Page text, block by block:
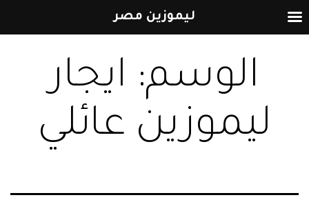
إلى
المحتوىالوسم: ايجار
ليموزين عائلي
ليموزين مصر